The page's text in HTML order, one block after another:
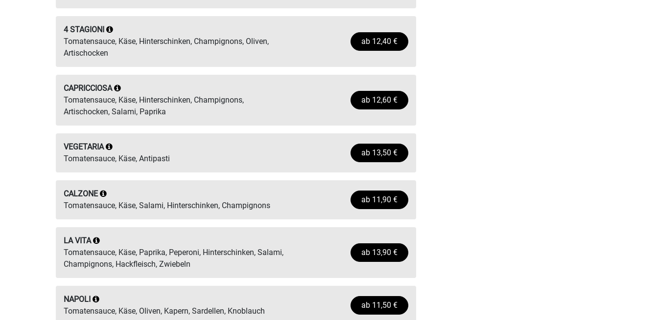
4 STAGIONI
Tomatensauce, Käse, Hinterschinken, Champignons, Oliven,
Artischocken
ab 12,40 €
CAPRICCIOSA
Tomatensauce, Käse, Hinterschinken, Champignons,
Artischocken, Salami, Paprika
ab 12,60 €
VEGETARIA
Tomatensauce, Käse, Antipasti
ab 13,50 €
CALZONE
Tomatensauce, Käse, Salami, Hinterschinken, Champignons
ab 11,90 €
LA VITA
Tomatensauce, Käse, Paprika, Peperoni, Hinterschinken, Salami,
Champignons, Hackfleisch, Zwiebeln
ab 13,90 €
NAPOLI
Tomatensauce, Käse, Oliven, Kapern, Sardellen, Knoblauch
ab 11,50 €